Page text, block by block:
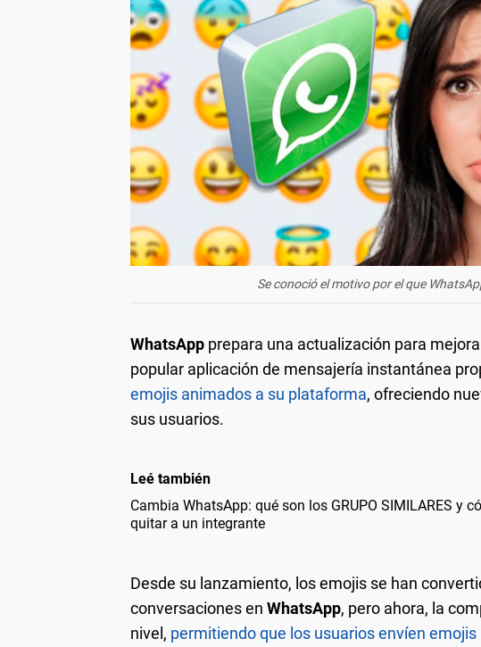
Se conoció el motivo por el que
WhatsApp prepara una actualización para
popular aplicación de mensajería instantánea
emojis animados a su plataforma, ofreciendo
sus usuarios.
Leé también
Cambia WhatsApp: qué son los GRUPO SIMILARES y
quitar a un integrante
Desde su lanzamiento, los emojis se han
conversaciones en WhatsApp, pero ahora, la
nivel, permitiendo que los usuarios envíen